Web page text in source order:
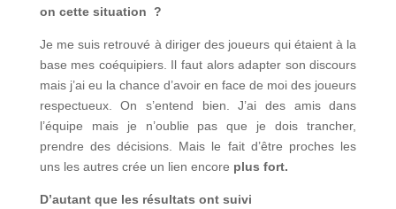
on cette situation ?
Je me suis retrouvé à diriger des joueurs qui étaient à la
base mes coéquipiers. Il faut alors adapter son discours
mais j’ai eu la chance d’avoir en face de moi des joueurs
respectueux. On s’entend bien. J’ai des amis dans
l’équipe mais je n’oublie pas que je dois trancher,
prendre des décisions. Mais le fait d’être proches les
uns les autres crée un lien encore plus fort.
D’autant que les résultats ont suivi